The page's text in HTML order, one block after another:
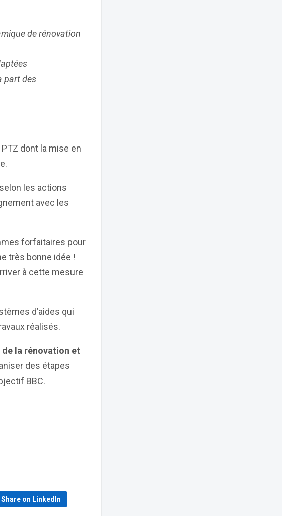
de rénovation
part des
dont la mise en
les actions
avec les
forfaitaires pour
très bonne idée !
à cette mesure
d’aides qui
réalisés.
de la rénovation et
des étapes
BBC.
Share on LinkedIn